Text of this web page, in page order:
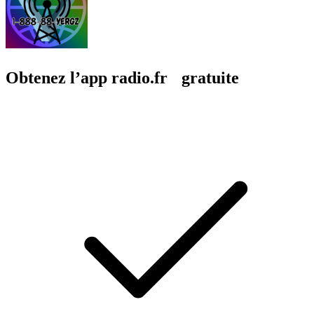
Obtenez l’app radio.fr gratuite